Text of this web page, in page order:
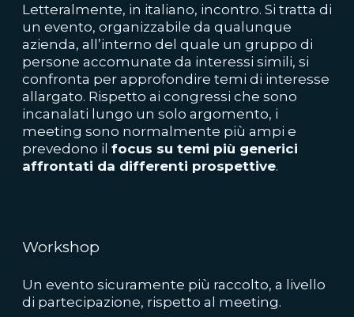
Letteralmente, in italiano, incontro. Si tratta di
un evento, organizzabile da qualunque
azienda, all’interno del quale un gruppo di
persone accomunate da interessi simili, si
confronta per approfondire temi di interesse
allargato. Rispetto ai congressi che sono
incanalati lungo un solo argomento, i
meeting sono normalmente più ampi e
prevedono il focus su temi più generici
affrontati da differenti prospettive.
Workshop
Un evento sicuramente più raccolto, a livello
di partecipazione, rispetto al meeting.